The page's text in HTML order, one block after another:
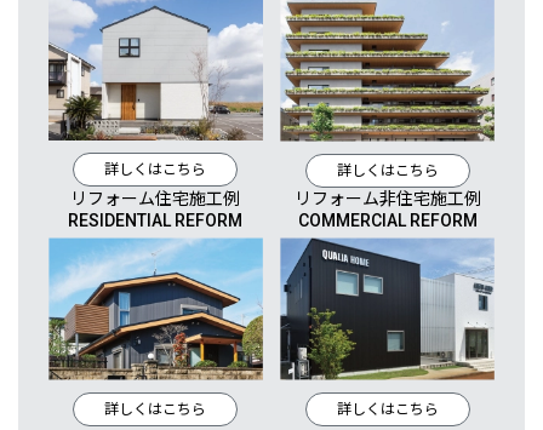
詳しくはこちら 詳しくはこちら
リフォーム住宅施工例
RESIDENTIAL REFORM
詳しくはこちら
リフォーム非住宅施工例
COMMERCIAL REFORM
詳しくはこちら